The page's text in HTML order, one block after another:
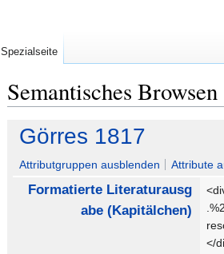
Semantisches Browsen
Zur
Navigation
springen
Zur
Suche
springen
Görres 1817
Attributgruppen ausblenden Attribute
Formatierte Literaturausg
abe (Kapitälchen)
</
Spezialseite